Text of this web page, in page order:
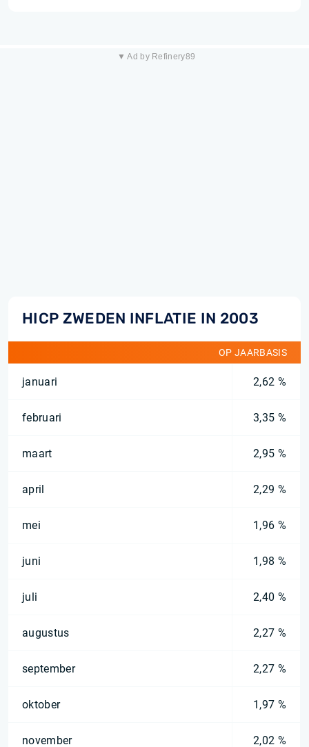
▼ Ad by Refinery89
HICP ZWEDEN INFLATIE IN 2003
OP JAARBASIS
januari 2,62 %
februari 3,35 %
maart 2,95 %
april 2,29 %
mei 1,96 %
juni 1,98 %
juli 2,40 %
augustus 2,27 %
september 2,27 %
oktober 1,97 %
november 2,02 %